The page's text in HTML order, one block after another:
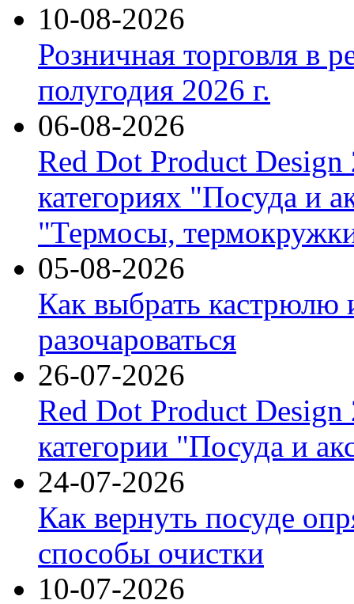
10-08-2026
Розничная торговля в
полугодия 2026 г.
06-08-2026
Red Dot Product Design
категориях "Посуда и
"Термосы,
05-08-2026
Как выбрать кастрюлю
разочароваться
26-07-2026
Red Dot Product Design
категории "Посуда и
24-07-2026
Как вернуть посуде
способы очистки
10-07-2026